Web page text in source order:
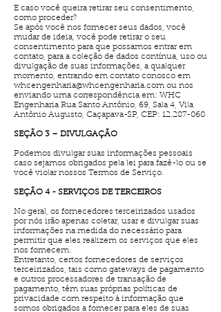
E caso você queira retirar seu consentimento,
como proceder?
Se após você nos fornecer seus dados, você
mudar de ideia, você pode retirar o seu
consentimento para que possamos entrar em
contato, para a coleção de dados contínua, uso ou
divulgação de suas informações, a qualquer
momento, entrando em contato conosco em
whcengenharia@whcengenharia.com ou nos
enviando uma correspondência em: WHC
Engenharia Rua Santo Antônio, 69, Sala 4, Vila
Antônio Augusto, Caçapava-SP, CEP: 12.287-060
SEÇÃO 3 – DIVULGAÇÃO
Podemos divulgar suas informações pessoais
caso sejamos obrigados pela lei para fazê-lo ou se
você violar nossos Termos de Serviço.
SEÇÃO 4 - SERVIÇOS DE TERCEIROS
No geral, os fornecedores terceirizados usados
por nós irão apenas coletar, usar e divulgar suas
informações na medida do necessário para
permitir que eles realizem os serviços que eles
nos fornecem.
Entretanto, certos fornecedores de serviços
terceirizados, tais como gateways de pagamento
e outros processadores de transação de
pagamento, têm suas próprias políticas de
privacidade com respeito à informação que
somos obrigados a fornecer para eles de suas